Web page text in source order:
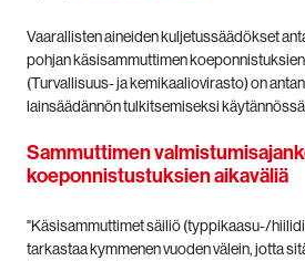
Vaarallisten aineiden kuljetussäädökset
pohjan käsisammuttimen
(Turvallisuus- ja kemikaaliovirasto) on
lainsäädännön tulkitsemiseksi
Sammuttimen
koeponnistustuksien aikaväliä
"Käsisammuttimet säiliö (typpikaasu-/
tarkastaa kymmenen vuoden välein, jotta